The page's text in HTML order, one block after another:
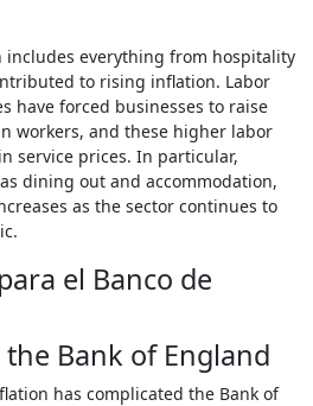
includes everything from hospitality
to rising inflation. Labor
have forced businesses to raise
workers, and these higher labor
service prices. In particular,
dining out and accommodation,
as the sector continues to
el Banco de
Bank of England
has complicated the Bank of